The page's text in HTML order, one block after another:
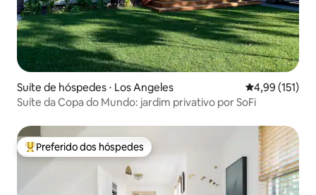
Suíte de hóspedes ⋅ Los Angeles 4,99 de uma
4,99 (151)
Suíte da Copa do Mundo: jardim privativo por SoFi
Entre os melhores preferidos dos hóspedes
Preferido dos hóspedes